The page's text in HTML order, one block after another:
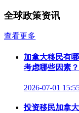
全球政策资讯
查看更多
加拿大移民有
考虑哪些因素？
2026-07-01
投资移民加拿